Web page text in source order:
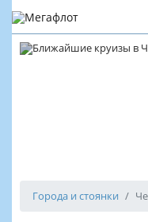
Города и стоянки